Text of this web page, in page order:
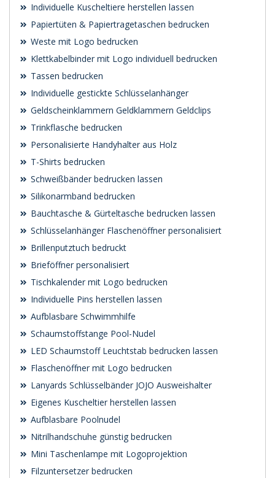
Individuelle Kuscheltiere herstellen lassen
Papiertüten & Papiertragetaschen bedrucken
Weste mit Logo bedrucken
Klettkabelbinder mit Logo individuell bedrucken
Tassen bedrucken
Individuelle gestickte Schlüsselanhänger
Geldscheinklammern Geldklammern Geldclips
Trinkflasche bedrucken
Personalisierte Handyhalter aus Holz
T-Shirts bedrucken
Schweißbänder bedrucken lassen
Silikonarmband bedrucken
Bauchtasche & Gürteltasche bedrucken lassen
Schlüsselanhänger Flaschenöffner personalisiert
Brillenputztuch bedruckt
Brieföffner personalisiert
Tischkalender mit Logo bedrucken
Individuelle Pins herstellen lassen
Aufblasbare Schwimmhilfe
Schaumstoffstange Pool-Nudel
LED Schaumstoff Leuchtstab bedrucken lassen
Flaschenöffner mit Logo bedrucken
Lanyards Schlüsselbänder JOJO Ausweishalter
Eigenes Kuscheltier herstellen lassen
Aufblasbare Poolnudel
Nitrilhandschuhe günstig bedrucken
Mini Taschenlampe mit Logoprojektion
Filzuntersetzer bedrucken